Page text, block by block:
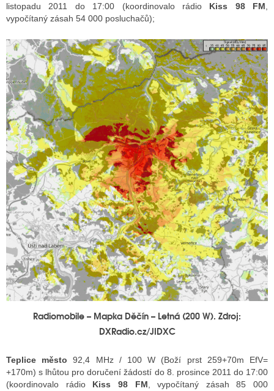
listopadu 2011 do 17:00 (koordinovalo rádio Kiss 98 FM,
vypočítaný zásah 54 000 posluchačů);
Radiomobile – Mapka Děčín – Letná (200 W). Zdroj:
DXRadio.cz/JIDXC
Teplice město 92,4 MHz / 100 W (Boží prst 259+70m EfV=
+170m) s lhůtou pro doručení žádostí do 8. prosince 2011 do 17:00
(koordinovalo rádio Kiss 98 FM, vypočítaný zásah 85 000